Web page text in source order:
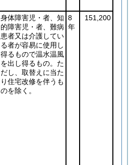
身体障害児・者、知
的障害児・者、難病
患者又は介護してい
る者が容易に使用し
得るもので温水温風
を出し得るもの。た
だし、取替えに当た
り住宅改修を伴うも
のを除く。
8
年
151,200